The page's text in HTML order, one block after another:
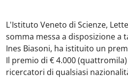
L'Istituto Veneto di Scienze,
somma messa a disposizione a
Ines Biasoni, ha istituito un
Il premio di € 4.000
ricercatori di qualsiasi